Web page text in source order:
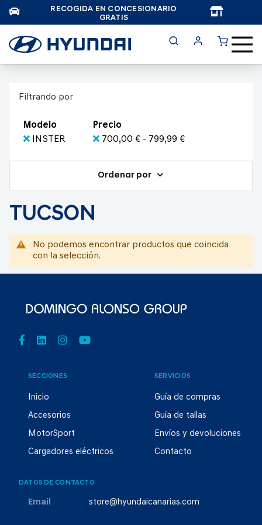
RECOGIDA EN CONCESIONARIO
GRATIS
Filtrando por
Modelo
INSTER
Precio
700,00 € - 799,99 €
Ordenar por
TUCSON
No podemos encontrar productos que coincida
con la selección.
SECCIONES
Inicio
Accesorios
MotorSport
Cargadores eléctricos
SERVICIOS
Guía de compras
Guía de tallas
Envíos y devoluciones
Contacto
DATOS DE CONTACTO
Email store@hyundaicanarias.com